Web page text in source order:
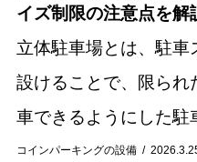
コインパーキングの設備
イズ制限の注意点を解
立体駐車場とは、駐車
設けることで、限られ
車できるようにした駐
ンションや商業施設で